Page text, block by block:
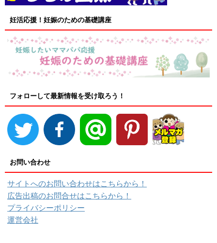
妊活応援！妊娠のための基礎講座
フォローして最新情報を受け取ろう！
お問い合わせ
サイトへのお問い合わせはこちらから！
広告出稿のお問合せはこちらから！
プライバシーポリシー
運営会社